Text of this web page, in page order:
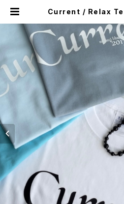
Current / Relax Tee /
VY |